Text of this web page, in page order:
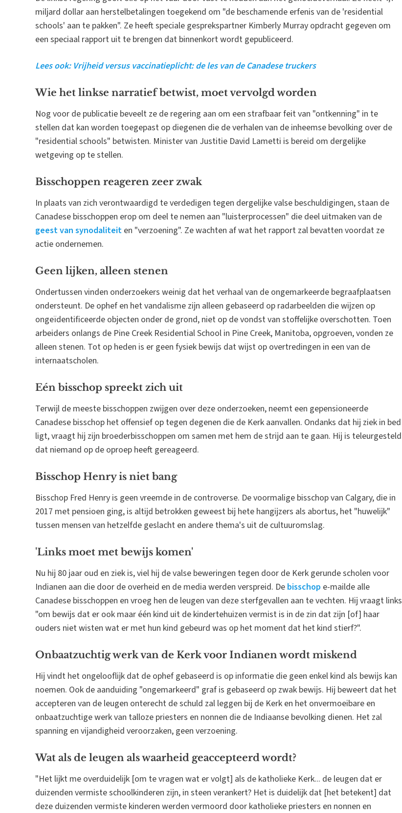
miljard dollar aan herstelbetalingen toegekend om "de beschamende erfenis van de 'residential
schools' aan te pakken". Ze heeft speciale gesprekspartner Kimberly Murray opdracht gegeven om
een speciaal rapport uit te brengen dat binnenkort wordt gepubliceerd.
Lees ook: Vrijheid versus vaccinatieplicht: de les van de Canadese truckers
Wie het linkse narratief betwist, moet vervolgd worden
Nog voor de publicatie beveelt ze de regering aan om een strafbaar feit van "ontkenning" in te
stellen dat kan worden toegepast op diegenen die de verhalen van de inheemse bevolking over de
"residential schools" betwisten. Minister van Justitie David Lametti is bereid om dergelijke
wetgeving op te stellen.
Bisschoppen reageren zeer zwak
In plaats van zich verontwaardigd te verdedigen tegen dergelijke valse beschuldigingen, staan de
Canadese bisschoppen erop om deel te nemen aan "luisterprocessen" die deel uitmaken van de
geest van synodaliteit en "verzoening". Ze wachten af wat het rapport zal bevatten voordat ze
actie ondernemen.
Geen lijken, alleen stenen
Ondertussen vinden onderzoekers weinig dat het verhaal van de ongemarkeerde begraafplaatsen
ondersteunt. De ophef en het vandalisme zijn alleen gebaseerd op radarbeelden die wijzen op
ongeïdentificeerde objecten onder de grond, niet op de vondst van stoffelijke overschotten. Toen
arbeiders onlangs de Pine Creek Residential School in Pine Creek, Manitoba, opgroeven, vonden ze
alleen stenen. Tot op heden is er geen fysiek bewijs dat wijst op overtredingen in een van de
internaatscholen.
Eén bisschop spreekt zich uit
Terwijl de meeste bisschoppen zwijgen over deze onderzoeken, neemt een gepensioneerde
Canadese bisschop het offensief op tegen degenen die de Kerk aanvallen. Ondanks dat hij ziek in bed
ligt, vraagt hij zijn broederbisschoppen om samen met hem de strijd aan te gaan. Hij is teleurgesteld
dat niemand op de oproep heeft gereageerd.
Bisschop Henry is niet bang
Bisschop Fred Henry is geen vreemde in de controverse. De voormalige bisschop van Calgary, die in
2017 met pensioen ging, is altijd betrokken geweest bij hete hangijzers als abortus, het "huwelijk"
tussen mensen van hetzelfde geslacht en andere thema's uit de cultuuromslag.
'Links moet met bewijs komen'
Nu hij 80 jaar oud en ziek is, viel hij de valse beweringen tegen door de Kerk gerunde scholen voor
Indianen aan die door de overheid en de media werden verspreid. De bisschop e-mailde alle
Canadese bisschoppen en vroeg hen de leugen van deze sterfgevallen aan te vechten. Hij vraagt links
"om bewijs dat er ook maar één kind uit de kindertehuizen vermist is in de zin dat zijn [of] haar
ouders niet wisten wat er met hun kind gebeurd was op het moment dat het kind stierf?".
Onbaatzuchtig werk van de Kerk voor Indianen wordt miskend
Hij vindt het ongelooflijk dat de ophef gebaseerd is op informatie die geen enkel kind als bewijs kan
noemen. Ook de aanduiding "ongemarkeerd" graf is gebaseerd op zwak bewijs. Hij beweert dat het
accepteren van de leugen onterecht de schuld zal leggen bij de Kerk en het onvermoeibare en
onbaatzuchtige werk van talloze priesters en nonnen die de Indiaanse bevolking dienen. Het zal
spanning en vijandigheid veroorzaken, geen verzoening.
Wat als de leugen als waarheid geaccepteerd wordt?
"Het lijkt me overduidelijk [om te vragen wat er volgt] als de katholieke Kerk... de leugen dat er
duizenden vermiste schoolkinderen zijn, in steen verankert? Het is duidelijk dat [het betekent] dat
deze duizenden vermiste kinderen werden vermoord door katholieke priesters en nonnen en